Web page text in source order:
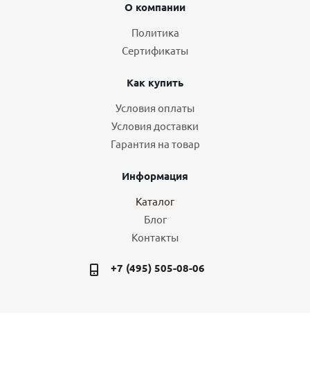
О компании
Политика
Сертификаты
Как купить
Условия оплаты
Условия доставки
Гарантия на товар
Информация
Каталог
Блог
Контакты
+7 (495) 505-08-06